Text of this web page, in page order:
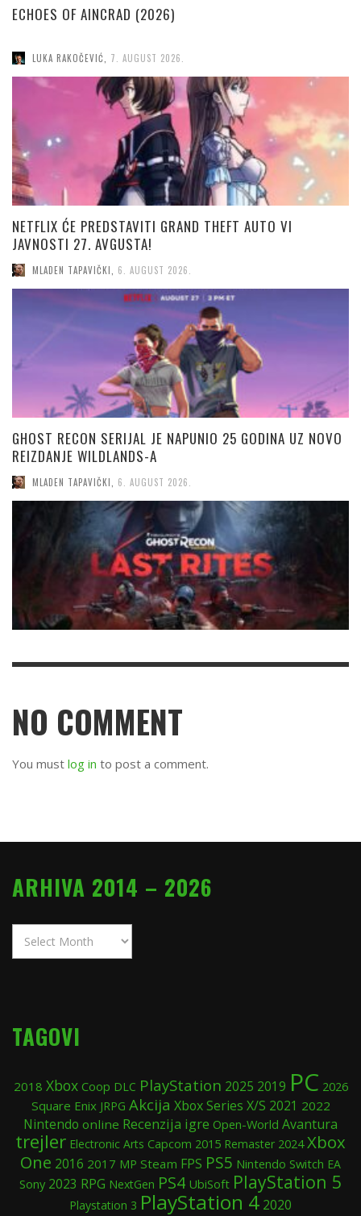
ECHOES OF AINCRAD (2026)
LUKA RAKOČEVIĆ, 7. AUGUST 2026.
NETFLIX ĆE PREDSTAVITI GRAND THEFT AUTO VI
JAVNOSTI 27. AVGUSTA!
MLADEN TAPAVIČKI 6. AUGUST 2026.
GHOST RECON SERIJAL JE NAPUNIO 25 GODINA UZ NOVO
REIZDANJE WILDLANDS-A
MLADEN TAPAVIČKI 6. AUGUST 2026.
NO COMMENT
You must log in to post a comment.
ARHIVA 2014 – 2026
2014
TAGOVI
2018 Xbox Coop DLC PlayStation 2025 2019 PC 2026
Square Enix JRPG Akcija Xbox Series X/S 2021 2022
Nintendo online Recenzija igre Open-World Avantura
trejler Electronic Arts Capcom 2015 Remaster 2024 Xbox
One 2016 2017 MP Steam FPS PS5 Nintendo Switch EA
Sony 2023 RPG NextGen PS4 UbiSoft PlayStation 5
Playstation 3 PlayStation 4 2020